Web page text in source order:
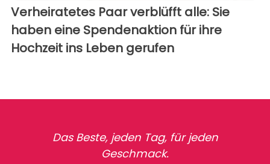
Verheiratetes Paar verblüfft alle: Sie
haben eine Spendenaktion für ihre
Hochzeit ins Leben gerufen
Das Beste, jeden Tag, für jeden
Geschmack.